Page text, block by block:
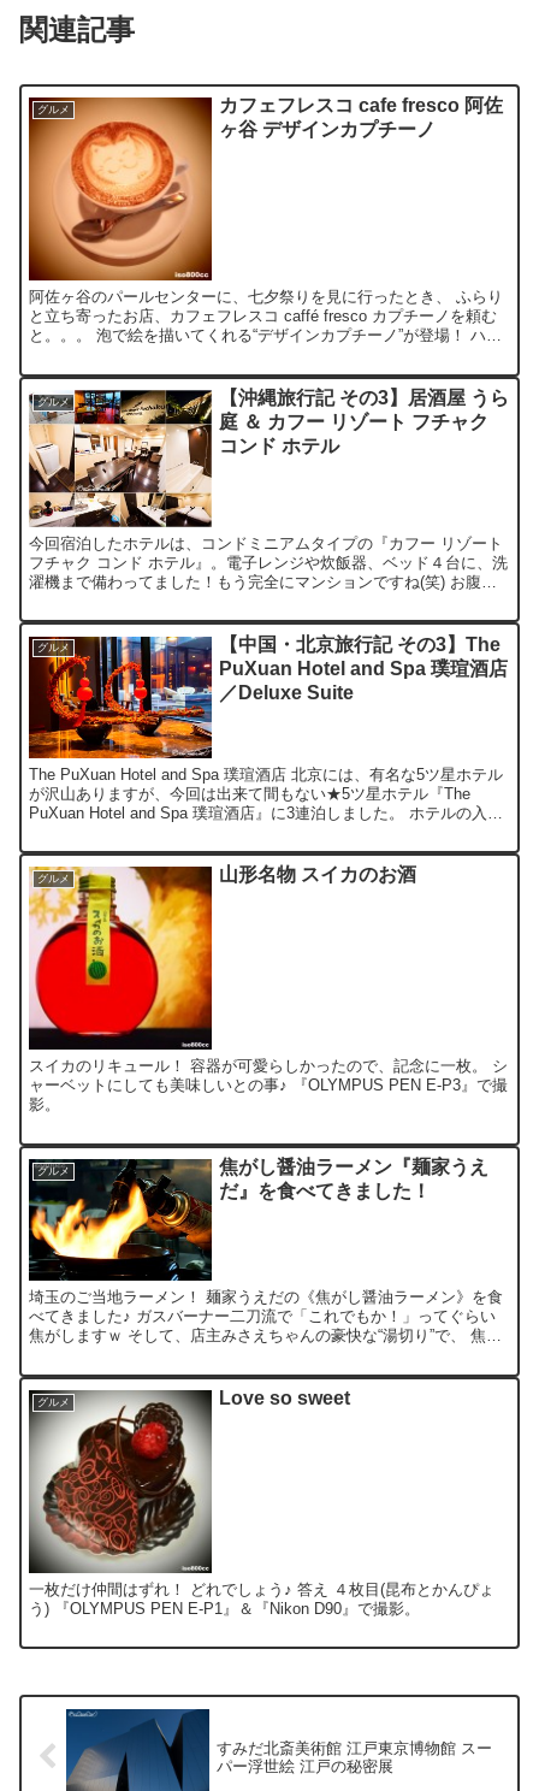
関連記事
グルメ
カフェフレスコ cafe fresco 阿佐
ヶ谷 デザインカプチーノ
阿佐ヶ谷のパールセンターに、七夕祭りを見に行ったとき、 ふらり
と立ち寄ったお店、カフェフレスコ caffé fresco カプチーノを頼む
と。。。 泡で絵を描いてくれる“デザインカプチーノ”が登場！ ハー
グルメ
【沖縄旅行記 その3】居酒屋 うら
庭 ＆ カフー リゾート フチャク
コンド ホテル
今回宿泊したホテルは、コンドミニアムタイプの『カフー リゾート
フチャク コンド ホテル』。電子レンジや炊飯器、ベッド４台に、洗
濯機まで備わってました！もう完全にマンションですね(笑) お腹も
グルメ
【中国・北京旅行記 その3】The
PuXuan Hotel and Spa 璞瑄酒店
／Deluxe Suite
The PuXuan Hotel and Spa 璞瑄酒店 北京には、有名な5ツ星ホテル
が沢山ありますが、今回は出来て間もない★5ツ星ホテル『The
PuXuan Hotel and Spa 璞瑄酒店』に3連泊しました。 ホテルの入り
グルメ 山形名物 スイカのお酒
スイカのリキュール！ 容器が可愛らしかったので、記念に一枚。 シ
ャーベットにしても美味しいとの事♪ 『OLYMPUS PEN E-P3』で撮
影。
グルメ
焦がし醤油ラーメン『麺家うえ
だ』を食べてきました！
埼玉のご当地ラーメン！ 麺家うえだの《焦がし醤油ラーメン》を食
べてきました♪ ガスバーナー二刀流で「これでもか！」ってぐらい
焦がしますｗ そして、店主みさえちゃんの豪快な“湯切り”で、 焦が
グルメ Love so sweet
一枚だけ仲間はずれ！ どれでしょう♪ 答え ４枚目(昆布とかんぴょ
う) 『OLYMPUS PEN E-P1』＆『Nikon D90』で撮影。
すみだ北斎美術館 江戸東京博物館 スー
パー浮世絵 江戸の秘密展